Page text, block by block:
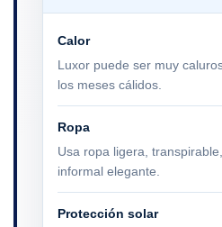
Calor
Luxor puede ser muy
los meses cálidos.
Ropa
Usa ropa ligera,
informal elegante.
Protección solar